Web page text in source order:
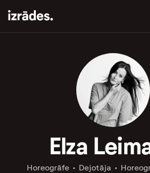
Elza
Horeogrāfe Dejotāja